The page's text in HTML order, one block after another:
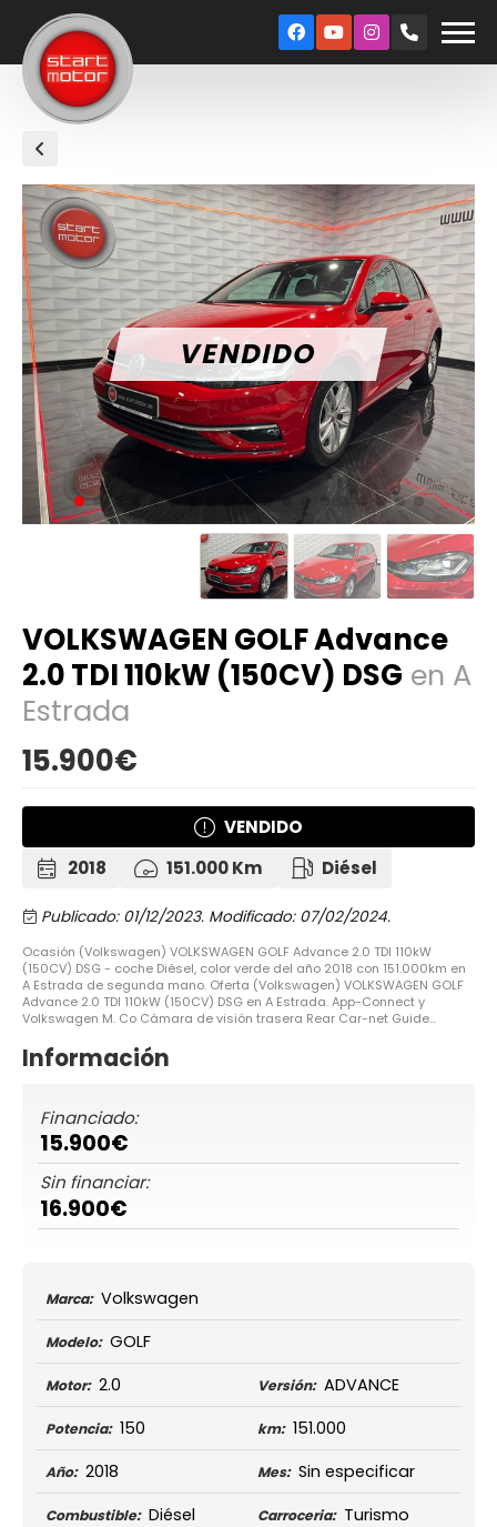
VOLKSWAGEN GOLF Advance
2.0 TDI 110kW (150CV) DSG en A
Estrada
15.900€
VENDIDO
2018
151.000 Km Diésel
Publicado: 01/12/2023. Modificado: 07/02/2024.
Ocasión (Volkswagen) VOLKSWAGEN GOLF Advance 2.0 TDI 110kW
(150CV) DSG - coche Diésel, color verde del año 2018 con 151.000km en
A Estrada de segunda mano. Oferta (Volkswagen) VOLKSWAGEN GOLF
Advance 2.0 TDI 110kW (150CV) DSG en A Estrada. App-Connect y
Volkswagen M. Co Cámara de visión trasera Rear Car-net Guide...
Información
Financiado:
15.900€
Sin financiar:
16.900€
Marca: Volkswagen
Modelo: GOLF
Motor: 2.0 Versión: ADVANCE
Potencia: 150 km: 151.000
Año: 2018 Mes: Sin especificar
Combustible: Diésel Carroceria: Turismo